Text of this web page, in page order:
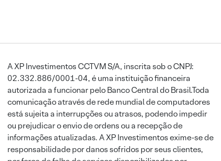
A XP Investimentos CCTVM S/A, inscrita sob o CNPJ:
02.332.886/0001-04, é uma instituição financeira
autorizada a funcionar pelo Banco Central do Brasil.Toda
comunicação através de rede mundial de computadores
está sujeita a interrupções ou atrasos, podendo impedir
ou prejudicar o envio de ordens ou a recepção de
informações atualizadas. A XP Investimentos exime-se de
responsabilidade por danos sofridos por seus clientes,